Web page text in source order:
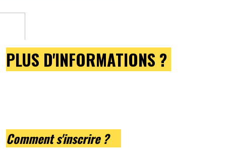
PLUS D'INFORMATIONS ?
Comment s'inscrire ?